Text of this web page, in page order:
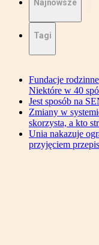
Najnowsze
Tagi
Fundacje
Niektóre w 40
Jest sposób na
Zmiany w
skorzysta, a kto
Unia nakazuje
przyjęciem